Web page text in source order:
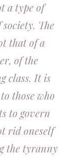
a type of
The
that of a
of the
class. It is
those who
to govern
rid oneself
the tyranny